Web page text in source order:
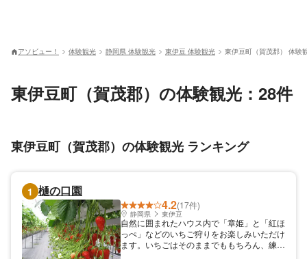
アソビュー！ 体験観光 静岡県 体験観光 東伊豆 体験観光 東伊豆町（賀茂郡） 体験
東伊豆町（賀茂郡）の体験観光：28件
東伊豆町（賀茂郡）の体験観光 ランキング
1 樋の口園
4.2(17件)
静岡県 東伊豆
自然に囲まれたハウス内で「章姫」と「紅ほ
っぺ」などのいちご狩りをお楽しみいただけ
ます。いちごはそのままでももちろん、練乳